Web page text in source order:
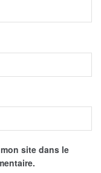
site dans le